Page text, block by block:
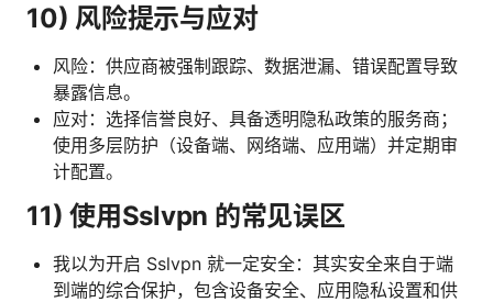
10) 风险提示与应对
风险：供应商被强制跟踪、数据泄漏、错误配置导致
暴露信息。
应对：选择信誉良好、具备透明隐私政策的服务商；
使用多层防护（设备端、网络端、应用端）并定期审
计配置。
11) 使用Sslvpn 的常见误区
我以为开启 Sslvpn 就一定安全：其实安全来自于端
到端的综合保护，包含设备安全、应用隐私设置和供